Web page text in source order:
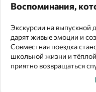
Воспоминания,
Экскурсии на выпускной
дарят живые эмоции и
Совместная поездка
школьной жизни и тёплой
приятно возвращаться